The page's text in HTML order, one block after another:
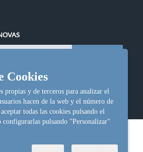
Cookies
propias y de terceros para analizar el
hacen de la web y el número de
todas las cookies pulsando el
pulsando "Personalizar"